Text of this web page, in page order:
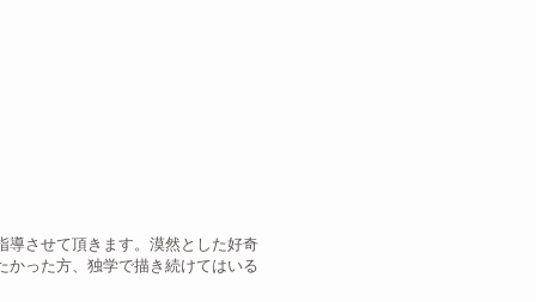
導させて頂きます。漠然とした好奇
った方、独学で描き続けてはいる